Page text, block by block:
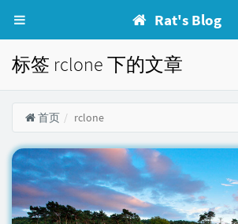
Rat's Blog
标签 rclone 下的文章
首页 rclone